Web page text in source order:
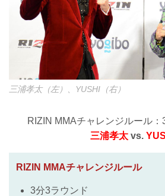
三浦孝太（左）、YUSHI（右）
RIZIN MMAチャレンジルール：
三浦孝太 vs.
RIZIN MMAチャレンジルール
3分3ラウンド